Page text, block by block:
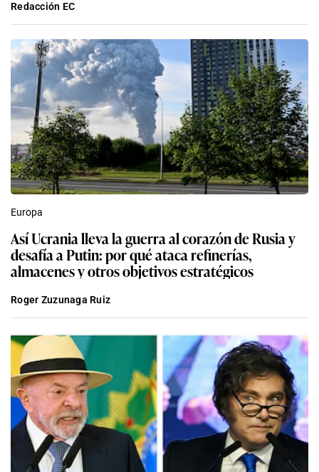
Redacción EC
Europa
Así Ucrania lleva la guerra al corazón de Rusia y
desafía a Putin: por qué ataca refinerías,
almacenes y otros objetivos estratégicos
Roger Zuzunaga Ruiz